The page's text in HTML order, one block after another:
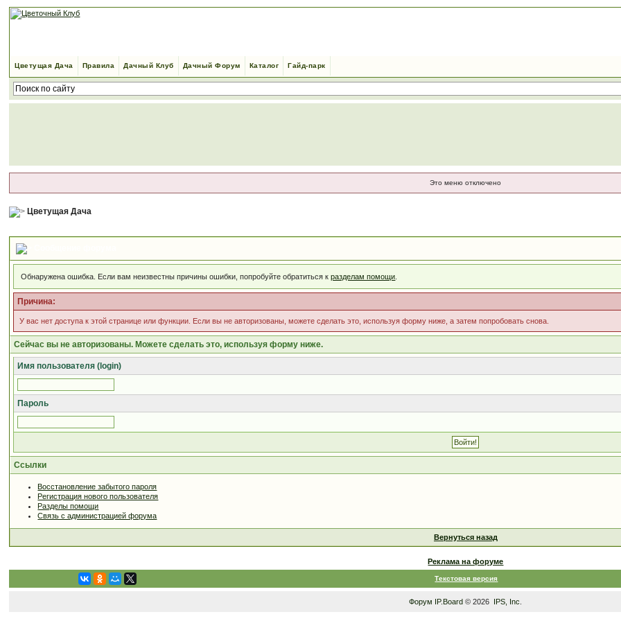
Цветущая Дача Правила Дачный Клуб Дачный Форум Каталог Гайд-парк
Это меню отключено
Цветущая Дача
Обнаружена ошибка. Если вам неизвестны причины ошибки, попробуйте обратиться кразделам помощи
Причина:
У вас нет доступа к этой странице или функции. Если вы не авторизованы, можете сделать это, используя форму ниже, а затем попробовать снова.
Сейчас вы не авторизованы. Можете сделать это, используя форму ниже.
Имя пользователя (login)
Пароль
Ссылки
Восстановление забытого пароля
Регистрация нового пользователя
Разделы помощи
Связь с администрацией форума
Вернуться назад
Реклама на форуме
Текстовая версия
Форум IP.Board © 2026 IPS, Inc